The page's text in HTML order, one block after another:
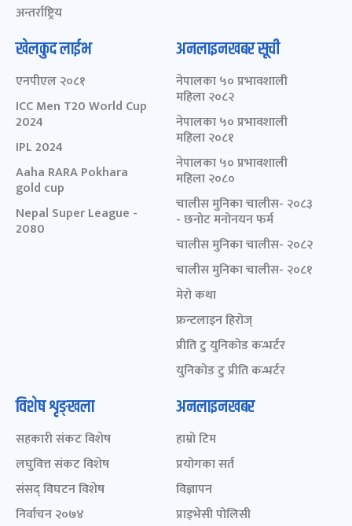
अन्तर्राष्ट्रिय
खेलकुद लाईभ
एनपीएल २०८१
ICC Men T20 World Cup
2024
IPL 2024
Aaha RARA Pokhara
gold cup
Nepal Super League -
2080
अनलाइनखबर सूची
नेपालका ५० प्रभावशाली
महिला २०८२
नेपालका ५० प्रभावशाली
महिला २०८१
नेपालका ५० प्रभावशाली
महिला २०८०
चालीस मुनिका चालीस- २०८३
- छनोट मनोनयन फर्म
चालीस मुनिका चालीस- २०८२
चालीस मुनिका चालीस- २०८१
मेरो कथा
फ्रन्टलाइन हिरोज्
प्रीति टु युनिकोड कन्भर्टर
युनिकोड टु प्रीति कन्भर्टर
विशेष शृङ्खला
सहकारी संकट विशेष
लघुवित्त संकट विशेष
संसद् विघटन विशेष
निर्वाचन २०७४
अनलाइनखबर
हाम्रो टिम
प्रयोगका सर्त
विज्ञापन
प्राइभेसी पोलिसी